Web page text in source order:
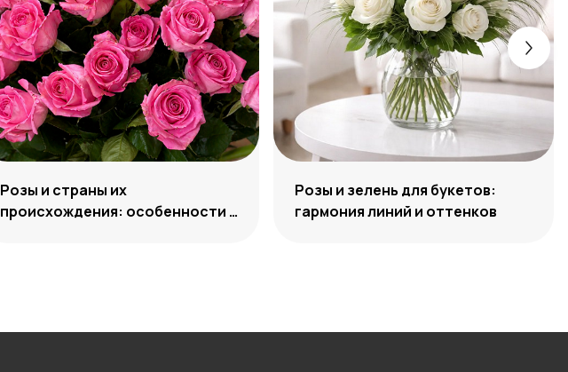
Розы и страны их
происхождения: особенности и
Розы и зелень для букетов:
гармония линий и оттенков